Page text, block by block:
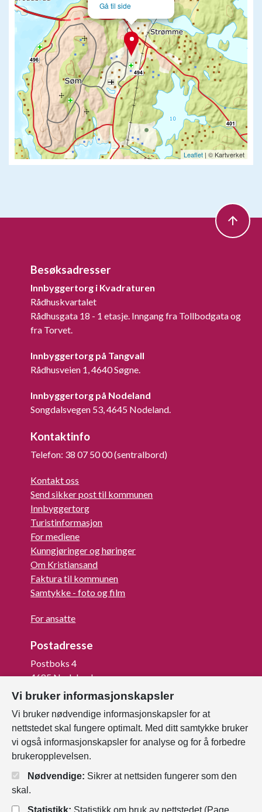
Gå til side
Leaflet | © Kartverket
Besøksadresser
Innbyggertorg i Kvadraturen
Rådhuskvartalet
Rådhusgata 18 - 1 etasje. Inngang fra Tollbodgata og
fra Torvet.
Innbyggertorg på Tangvall
Rådhusveien 1, 4640 Søgne.
Innbyggertorg på Nodeland
Songdalsvegen 53, 4645 Nodeland.
Kontaktinfo
Telefon: 38 07 50 00 (sentralbord)
Kontakt oss
Send sikker post til kommunen
Innbyggertorg
Turistinformasjon
For mediene
Kunngjøringer og høringer
Om Kristiansand
Faktura til kommunen
Samtykke - foto og film
For ansatte
Postadresse
Postboks 4
4685 Nodeland
Org.nr: 820 852 982
Last ned vår innbygger -app
Vi bruker informasjonskapsler
Vi bruker nødvendige informasjonskapsler for at
nettstedet skal fungere optimalt. Med ditt samtykke bruker
vi også informasjonskapsler for analyse og for å forbedre
brukeropplevelsen.
Nødvendige: Sikrer at nettsiden fungerer som den
skal.
Statistikk: Statistikk om bruk av nettstedet (Page